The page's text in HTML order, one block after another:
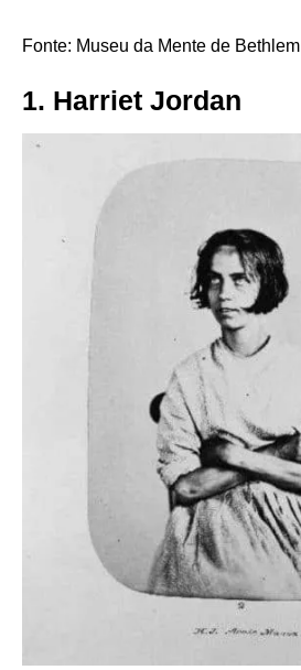
Fonte: Museu da Mente de Bethlem
1. Harriet Jordan